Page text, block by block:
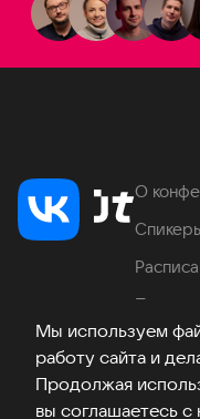
Мы используем
работу сайта и
Продолжая
вы соглашаетесь с
О
Место
Часто